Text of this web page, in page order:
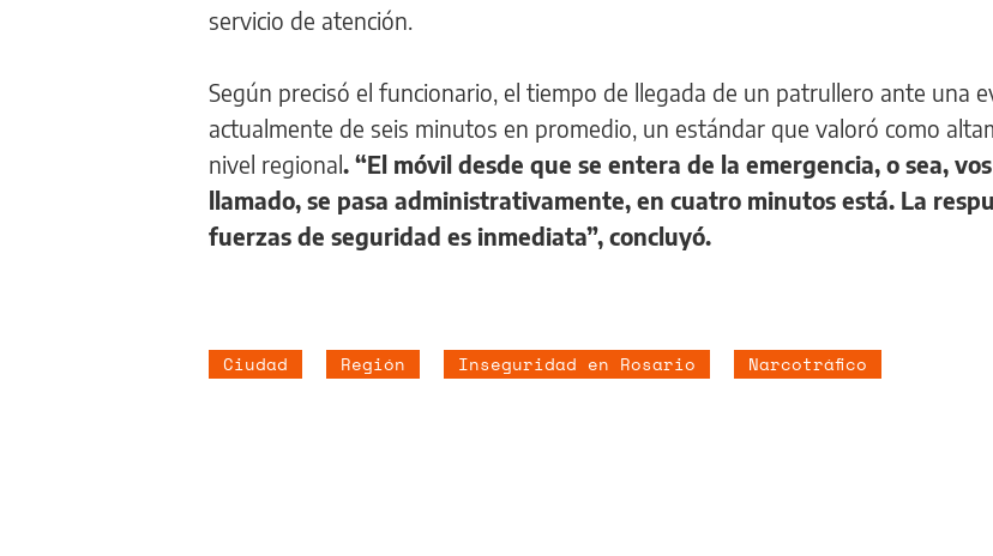
servicio de atención.
Según precisó el funcionario, el tiempo de llegada de un patrullero ante una
actualmente de seis minutos en promedio, un estándar que valoró como
nivel regional. “El móvil desde que se entera de la emergencia, o sea,
llamado, se pasa administrativamente, en cuatro minutos está. La
fuerzas de seguridad es inmediata”, concluyó.
Ciudad Región Inseguridad en Rosario Narcotráfico